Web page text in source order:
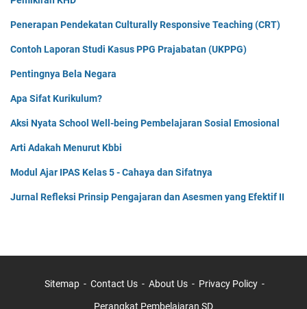
Penerapan Pendekatan Culturally Responsive Teaching (CRT)
Contoh Laporan Studi Kasus PPG Prajabatan (UKPPG)
Pentingnya Bela Negara
Apa Sifat Kurikulum?
Aksi Nyata School Well-being Pembelajaran Sosial Emosional
Arti Adakah Menurut Kbbi
Modul Ajar IPAS Kelas 5 - Cahaya dan Sifatnya
Jurnal Refleksi Prinsip Pengajaran dan Asesmen yang Efektif II
Sitemap Contact Us About Us Privacy Policy
Perangkat Pembelajaran SD